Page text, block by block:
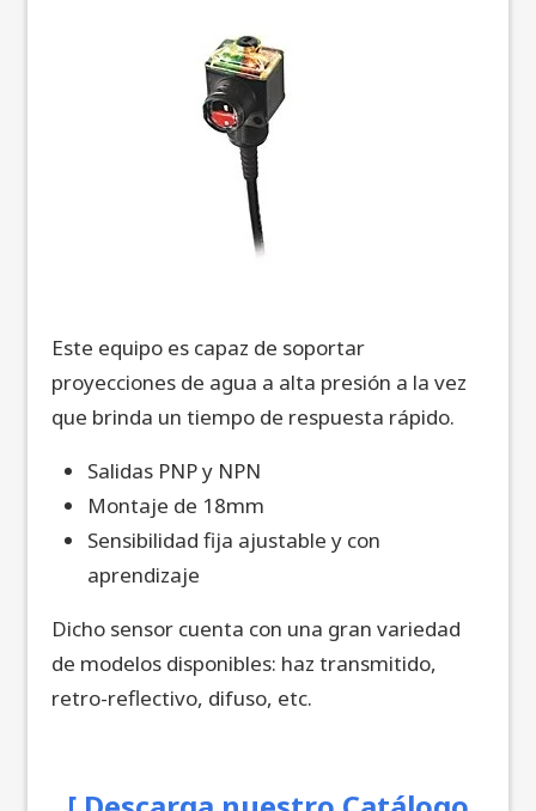
Este equipo es capaz de soportar
proyecciones de agua a alta presión a la vez
que brinda un tiempo de respuesta rápido.
Salidas PNP y NPN
Montaje de 18mm
Sensibilidad fija ajustable y con
aprendizaje
Dicho sensor cuenta con una gran variedad
de modelos disponibles: haz transmitido,
retro-reflectivo, difuso, etc.